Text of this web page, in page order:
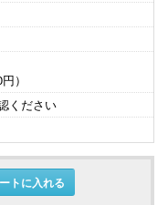
）
ください
トに入れる